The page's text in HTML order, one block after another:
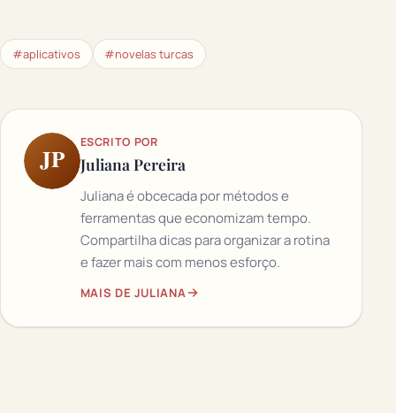
#aplicativos #novelas turcas
JP
ESCRITO POR
Juliana Pereira
Juliana é obcecada por métodos e
ferramentas que economizam tempo.
Compartilha dicas para organizar a rotina
e fazer mais com menos esforço.
MAIS DE JULIANA